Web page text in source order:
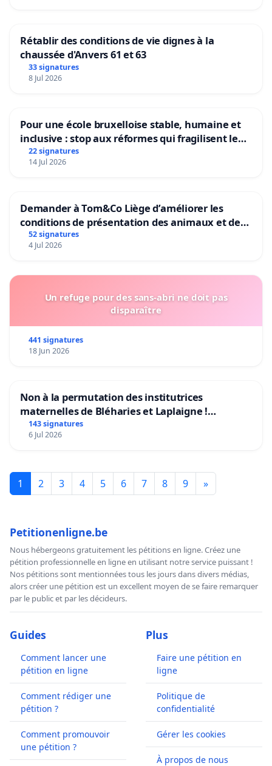
Rétablir des conditions de vie dignes à la
chaussée d'Anvers 61 et 63
33 signatures
8 Jul 2026
Pour une école bruxelloise stable, humaine et
inclusive : stop aux réformes qui fragilisent le
primaire
22 signatures
14 Jul 2026
Demander à Tom&Co Liège d’améliorer les
conditions de présentation des animaux et de
mettre fin à la vente d’animaux en magasin
52 signatures
4 Jul 2026
Un refuge pour des sans-abri ne doit pas
disparaître
441 signatures
18 Jun 2026
Non à la permutation des institutrices
maternelles de Bléharies et Laplaigne !
Préservons la stabilité de nos enfants.
143 signatures
6 Jul 2026
1 2 3 4 5 6 7 8 9 »
Petitionenligne.be
Nous hébergeons gratuitement les pétitions en ligne. Créez une
pétition professionnelle en ligne en utilisant notre service puissant !
Nos pétitions sont mentionnées tous les jours dans divers médias,
alors créer une pétition est un excellent moyen de se faire remarquer
par le public et par les décideurs.
Guides
Comment lancer une
pétition en ligne
Comment rédiger une
pétition ?
Comment promouvoir
une pétition ?
Plus
Faire une pétition en
ligne
Politique de
confidentialité
Gérer les cookies
À propos de nous